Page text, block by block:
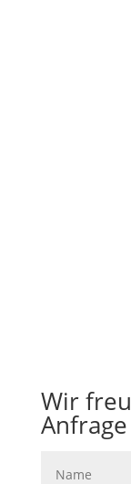
Wir
Anfrage